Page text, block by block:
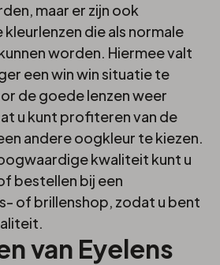
maar er zijn ook
die als normale
worden. Hiermee valt
een win win situatie te
de goede lenzen weer
u kunt profiteren van de
andere oogkleur te kiezen.
kwaliteit kunt u
bestellen bij een
of brillenshop, zodat u bent
van Eyelens